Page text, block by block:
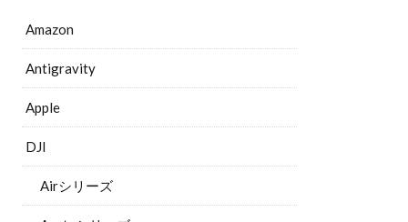
Amazon
Antigravity
Apple
DJI
Airシリーズ